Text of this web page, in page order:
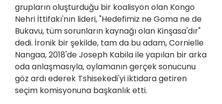
grupların oluşturduğu bir koalisyon olan Kongo
Nehri İttifakı'nın lideri, "Hedefimiz ne Goma ne de
Bukavu, tüm sorunların kaynağı olan Kinşasa'dır"
dedi. İronik bir şekilde, tam da bu adam, Cornielle
Nangaa, 2018'de Joseph Kabila ile yapılan bir arka
oda anlaşmasıyla, oylamanın gerçek sonucunu
göz ardı ederek Tshisekedi'yi iktidara getiren
seçim komisyonuna başkanlık etti.